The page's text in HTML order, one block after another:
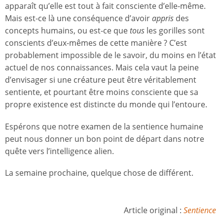
apparaît qu’elle est tout à fait consciente d’elle-même.
Mais est-ce là une conséquence d’avoirappris des
concepts humains, ou est-ce quetous les gorilles sont
conscients d’eux-mêmes de cette manière ? C’est
probablement impossible de le savoir, du moins en l’état
actuel de nos connaissances. Mais cela vaut la peine
d’envisager si une créature peut être véritablement
sentiente, et pourtant être moins consciente que sa
propre existence est distincte du monde qui l’entoure.
Espérons que notre examen de la sentience humaine
peut nous donner un bon point de départ dans notre
quête vers l’intelligence alien.
La semaine prochaine, quelque chose de différent.
Article original : Sentience